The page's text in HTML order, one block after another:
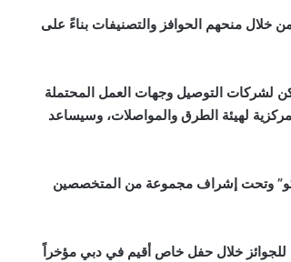
منحهم الحوافز والتصنيفات بناءً على
لشركات التوصيل وجهات العمل المحتملة
لهيئة الطرق والمواصلات، وسيساعد
وتحت إشراف مجموعة من المتخصصين
للجوائز خلال حفل خاص أقيم في دبي مؤخراً